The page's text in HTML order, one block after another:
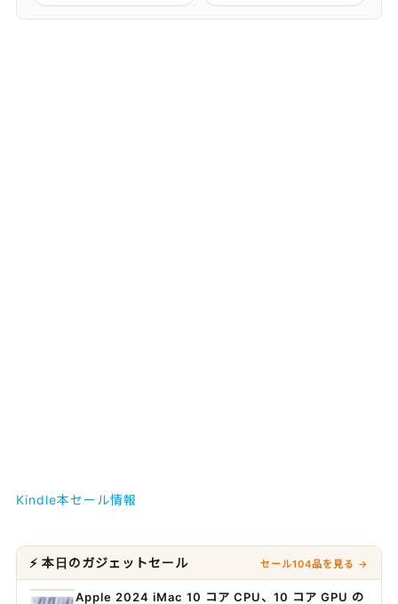
Kindle本セール情報
⚡ 本日のガジェットセール セール104品を見る →
Apple 2024 iMac 10 コア CPU、10 コア GPU の